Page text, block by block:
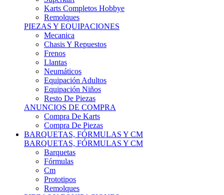
Karts Completos Hobbye
Remolques
PIEZAS Y EQUIPACIONES
Mecanica
Chasis Y Repuestos
Frenos
Llantas
Neumáticos
Equipación Adultos
Equipación Niños
Resto De Piezas
ANUNCIOS DE COMPRA
Compra De Karts
Compra De Piezas
BARQUETAS, FÓRMULAS Y CM
BARQUETAS, FÓRMULAS Y CM
Barquetas
Fórmulas
Cm
Prototipos
Remolques